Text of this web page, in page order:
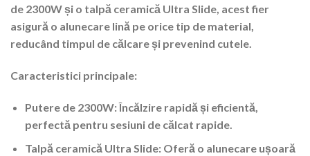
de 2300Wși o talpă ceramică Ultra Slide, acest fier
asigură o alunecare lină pe orice tip de material,
reducând timpul de călcare și prevenind cutele.
Caracteristici principale:
Putere de 2300W: Încălzire rapidă și eficientă,
perfectă pentru sesiuni de călcat rapide.
Talpă ceramică Ultra Slide: Oferă o alunecare ușoară